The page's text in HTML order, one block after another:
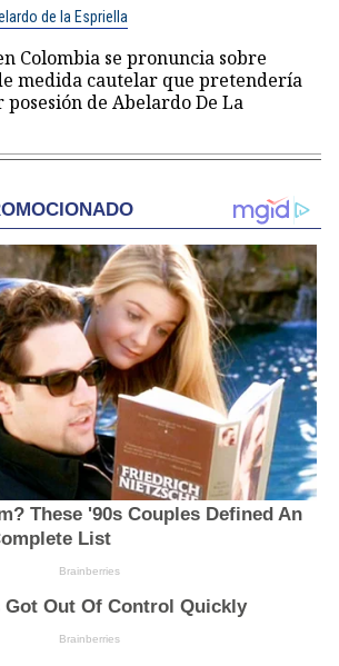
de la Espriella
Colombia se pronuncia sobre
medida cautelar que pretendería
posesión de Abelardo De La